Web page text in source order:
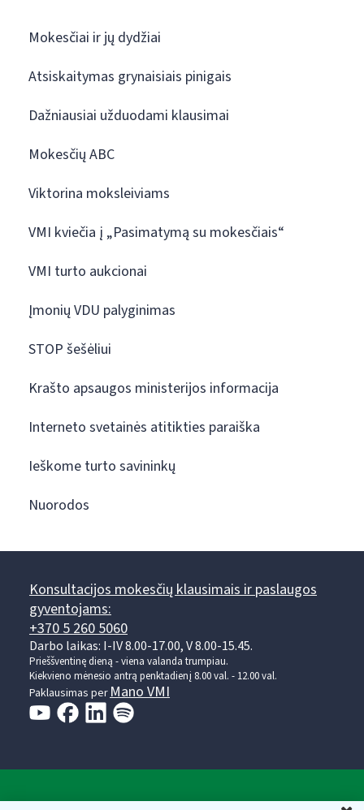
Mokesčiai ir jų dydžiai
Atsiskaitymas grynaisiais pinigais
Dažniausiai užduodami klausimai
Mokesčių ABC
Viktorina moksleiviams
VMI kviečia į „Pasimatymą su mokesčiais“
VMI turto aukcionai
Įmonių VDU palyginimas
STOP šešėliui
Krašto apsaugos ministerijos informacija
Interneto svetainės atitikties paraiška
Ieškome turto savininkų
Nuorodos
Konsultacijos mokesčių klausimais ir paslaugos
gyventojams:
+370 5 260 5060
Darbo laikas: I-IV 8.00-17.00, V 8.00-15.45.
Prieššventinę dieną - viena valanda trumpiau.
Kiekvieno mėnesio antrą penktadienį 8.00 val. - 12.00 val.
Paklausimas per Mano VMI